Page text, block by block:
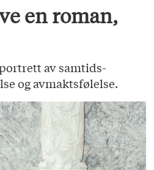
en roman,
av samtids­
og avmaktsfølelse.